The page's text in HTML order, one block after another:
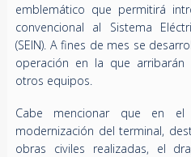
emblemático que permitirá
convencional al Sistema
(SEIN). A fines de mes se
operación en la que arribarán
otros equipos.
Cabe mencionar que en
modernización del terminal,
obras civiles realizadas, el